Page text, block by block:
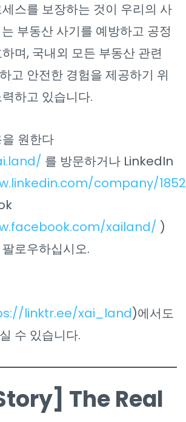
스를 보장하는 것이 우리의 사
부동산 사기를 예방하고 공정
며, 국내외 모든 부동산 관련
고 안전한 경험을 제공하기 위
하고 있습니다.
원한다
를 방문하거나 LinkedIn
company/
xailand/ )
로우하십시오.
linktr.ee/xai_land)에서도
수 있습니다.
The Real